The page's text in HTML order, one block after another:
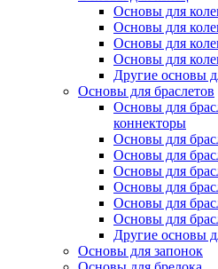
Основы для
Основы для
Основы для
Основы для
Другие основы
Основы для браслетов
Основы для
коннекторы
Основы для
Основы для
Основы для
Основы для
Основы для
Основы для
Другие основы
Основы для запонок